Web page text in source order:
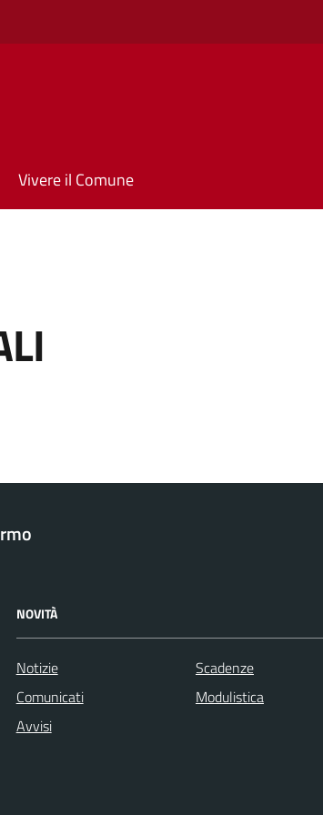
Vivere il Comune
NOVITÀ
Notizie
Comunicati
Avvisi
Scadenze
Modulistica